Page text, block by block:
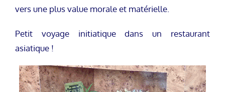
vers une plus value morale et matérielle.
Petit voyage initiatique dans un restaurant
asiatique !